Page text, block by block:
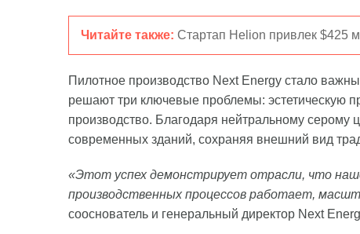
Читайте также: Стартап Helion привлек $425
Пилотное производство Next Energy стало
решают три ключевые проблемы: эстетическую
производство. Благодаря нейтральному серому
современных зданий, сохраняя внешний вид
«Этот успех демонстрирует отрасли, что
производственных процессов работает,
сооснователь и генеральный директор Next